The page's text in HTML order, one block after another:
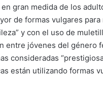
gran medida de los
de formas vulgares
y con el uso de
entre jóvenes del género
consideradas
están utilizando formas